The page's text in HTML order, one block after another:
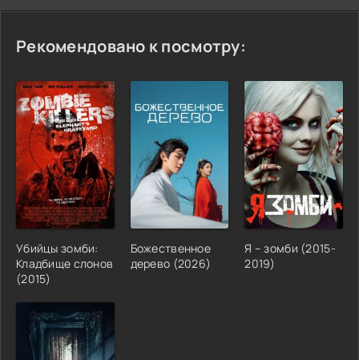
Рекомендовано к посмотру:
Убийцы зомби:
Кладбище слонов
(2015)
Божественное
дерево (2026)
Я – зомби (2015-
2019)